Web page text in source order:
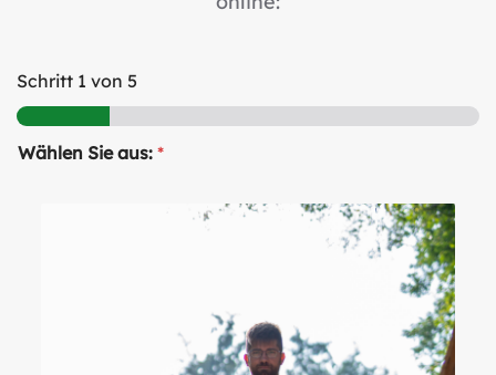
Schritt 1 von 5
Wählen Sie aus: *